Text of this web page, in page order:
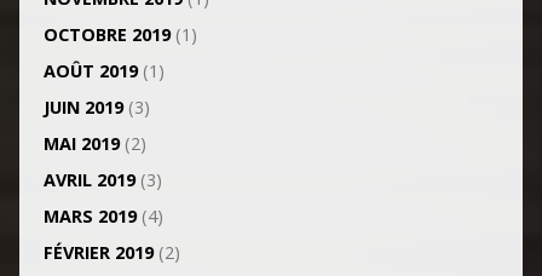
OCTOBRE 2019(1)
AOÛT 2019(1)
JUIN 2019(3)
MAI 2019(2)
AVRIL 2019(3)
MARS 2019(4)
FÉVRIER 2019(2)